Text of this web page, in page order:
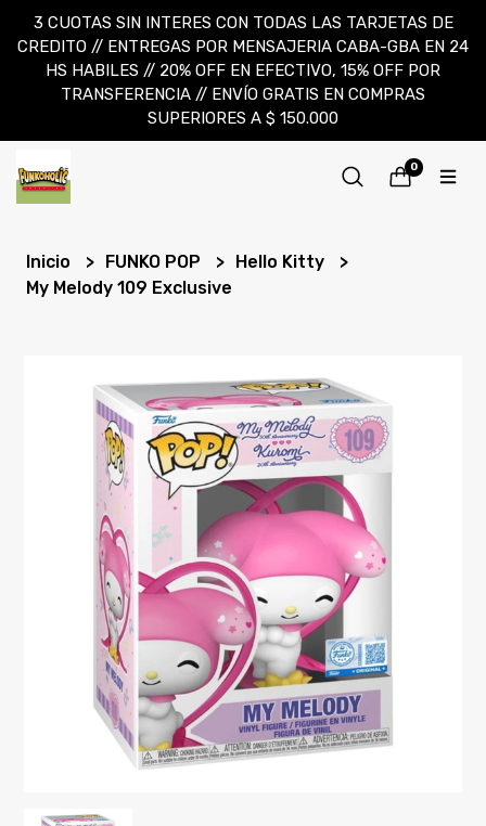
3 CUOTAS SIN INTERES CON TODAS LAS TARJETAS DE
CREDITO // ENTREGAS POR MENSAJERIA CABA-GBA EN 24
HS HABILES // 20% OFF EN EFECTIVO, 15% OFF POR
TRANSFERENCIA // ENVÍO GRATIS EN COMPRAS
SUPERIORES A $ 150.000
0
Inicio FUNKO POP
Hello Kitty
My Melody 109 Exclusive